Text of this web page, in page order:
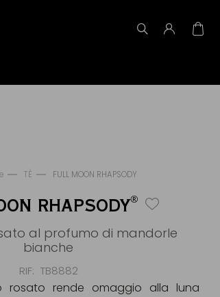
TÈ FULL MOON RHAPSODY
RHAPSODY®
al profumo di mandorle
bianche
RIF TB8882
rosato rende omaggio alla luna